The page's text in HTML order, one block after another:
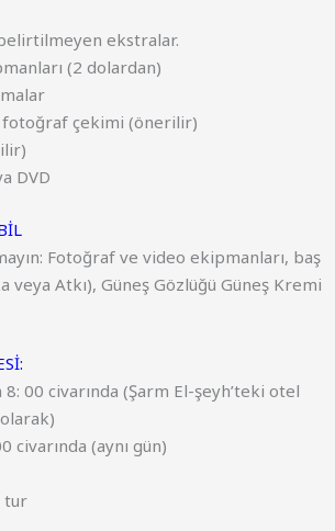
ekstralar.
(2 dolardan)
fotoğraf çekimi (önerilir)
DVD
Fotoğraf ve video ekipmanları, baş
veya Atkı), Güneş Gözlüğü Güneş Kremi
8: 00 civarında (Şarm El-şeyh’teki otel
civarında (aynı gün)
tur